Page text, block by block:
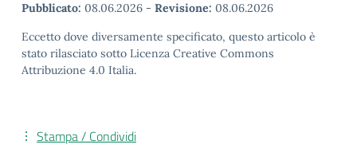
Pubblicato: 08.06.2026 - Revisione: 08.06.2026
Eccetto dove diversamente specificato, questo articolo è
stato rilasciato sotto Licenza Creative Commons
Attribuzione 4.0 Italia.
Stampa / Condividi